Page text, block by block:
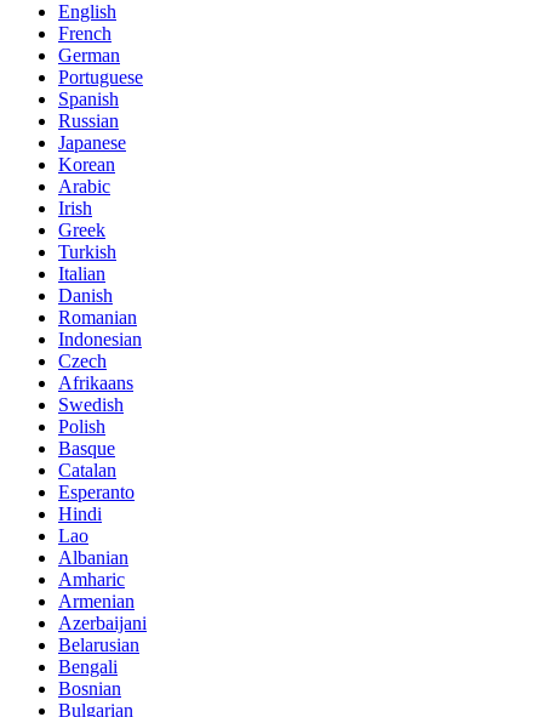
English
French
German
Portuguese
Spanish
Russian
Japanese
Korean
Arabic
Irish
Greek
Turkish
Italian
Danish
Romanian
Indonesian
Czech
Afrikaans
Swedish
Polish
Basque
Catalan
Esperanto
Hindi
Lao
Albanian
Amharic
Armenian
Azerbaijani
Belarusian
Bengali
Bosnian
Bulgarian